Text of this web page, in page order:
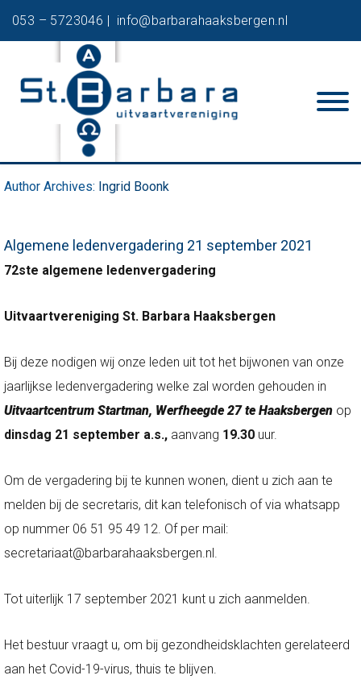
053 – 5723046 | info@barbarahaaksbergen.nl
Author Archives: Ingrid Boonk
Algemene ledenvergadering 21 september 2021
72ste algemene ledenvergadering
Uitvaartvereniging St. Barbara Haaksbergen
Bij deze nodigen wij onze leden uit tot het bijwonen van onze
jaarlijkse ledenvergadering welke zal worden gehouden in
Uitvaartcentrum Startman, Werfheegde 27 te Haaksbergen op
dinsdag 21 september a.s., aanvang 19.30 uur.
Om de vergadering bij te kunnen wonen, dient u zich aan te
melden bij de secretaris, dit kan telefonisch of via whatsapp
op nummer 06 51 95 49 12. Of per mail:
secretariaat@barbarahaaksbergen.nl.
Tot uiterlijk 17 september 2021 kunt u zich aanmelden.
Het bestuur vraagt u, om bij gezondheidsklachten gerelateerd
aan het Covid-19-virus, thuis te blijven.